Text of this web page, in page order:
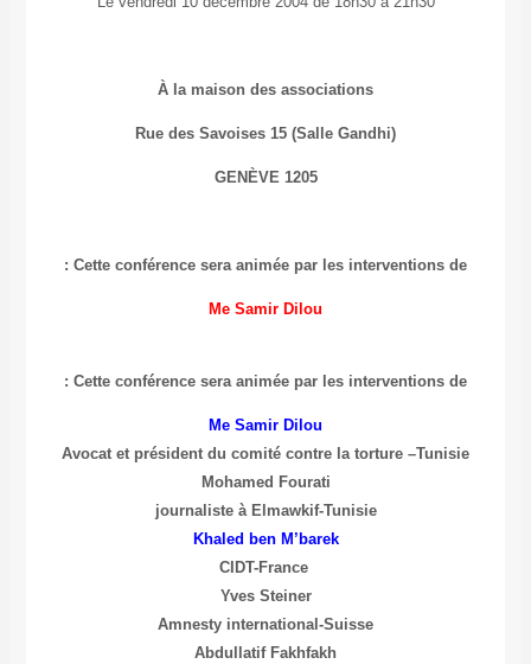
À la maison des associations
Rue des Savoises 15 (Salle Gandhi)
1205
GENÈVE
Cette conférence sera animée par les interventions de :
Me Samir Dilou
Cette conférence sera animée par les interventions de :
Me Samir Dilou
Avocat et président du comité contre la torture –Tunisie
Mohamed Fourati
journaliste à Elmawkif-Tunisie
Khaled ben M’barek
CIDT-France
Yves Steiner
Amnesty international-Suisse
Abdullatif Fakhfakh